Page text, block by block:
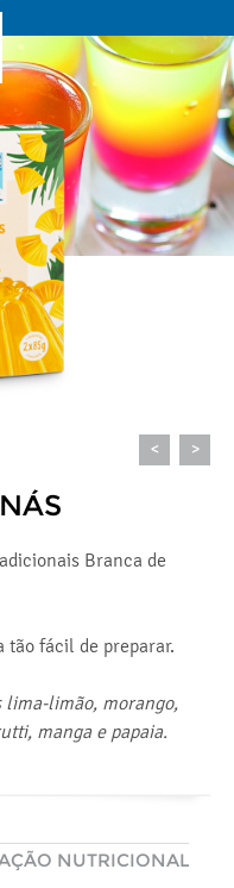
< >
Branca de
tão fácil de preparar.
lima-limão, morango,
manga e papaia.
NUTRICIONAL